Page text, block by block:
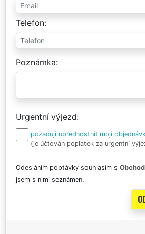
Telefon
Poznámka
Urgentní výjezd
požaduji upřednostnit moji
(je účtován poplatek za urgentní
Odesláním poptávky souhlasím s
jsem s nimi seznámen.